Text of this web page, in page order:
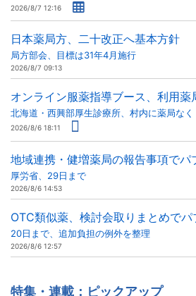
2026/8/7 12:16
日本薬局方、二十改正へ基本方針
局方部会、目標は31年4月施行
2026/8/7 09:13
オンライン服薬指導ブース、利用薬
北海道・西興部厚生診療所、村内に薬局なく
2026/8/6 18:11
地域連携・健増薬局の報告事項でパ
厚労省、29日まで
2026/8/6 14:53
OTC類似薬、検討会取りまとめでパ
20日まで、追加負担の例外を整理
2026/8/6 12:57
特集・連載：ピックアップ